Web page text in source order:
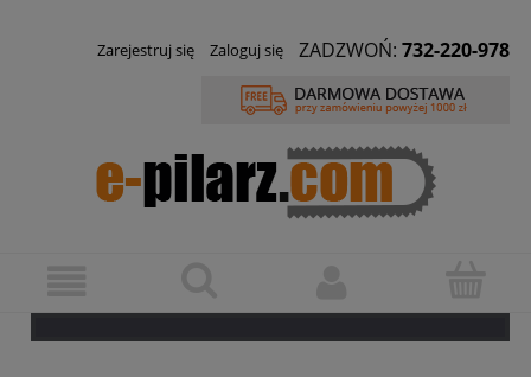
Zarejestruj się Zaloguj się ZADZWOŃ: 732-220-978